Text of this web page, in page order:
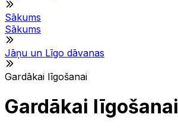
Sākums
Sākums
Jāņu un Līgo dāvanas
Gardākai līgošanai
Gardākai līgošanai